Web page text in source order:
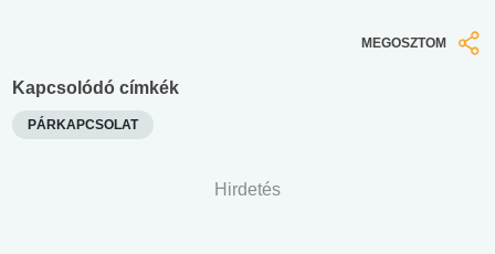
MEGOSZTOM
Kapcsolódó címkék
PÁRKAPCSOLAT
Hirdetés